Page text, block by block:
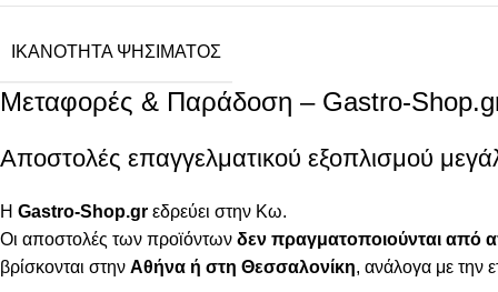
ΙΚΑΝΌΤΗΤΑ ΨΗΣΊΜΑΤΟΣ
Μεταφορές & Παράδοση – Gastro-
Αποστολές επαγγελματικού εξοπλισμού
Η Gastro-Shop.gr εδρεύει στην Κω.
Οι αποστολές των προϊόντων δεν πραγματοποιούνται από
βρίσκονται στην Αθήνα ή στη Θεσσαλονίκη, ανάλογα με την